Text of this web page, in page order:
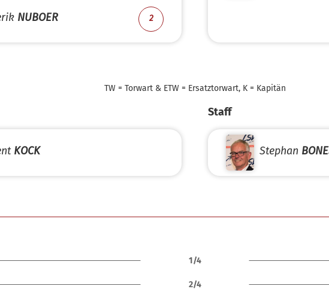
NUBOER 2
TW = Torwart & ETW = Ersatztorwart, K = Kapitän
KOCK
Staff
Stephan
1/4
2/4